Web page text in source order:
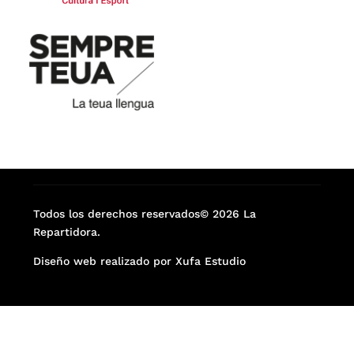
Todos los derechos reservados© 2026 La
Repartidora.
Diseño web realizado por Xufa Estudio